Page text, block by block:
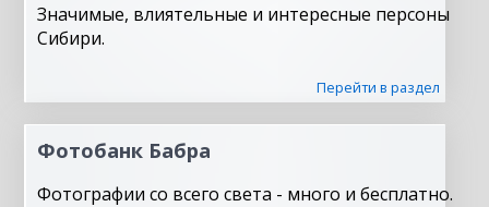
Значимые, влиятельные и интересные персоны
Сибири.
Перейти в раздел
Фотобанк Бабра
Фотографии со всего света - много и бесплатно.